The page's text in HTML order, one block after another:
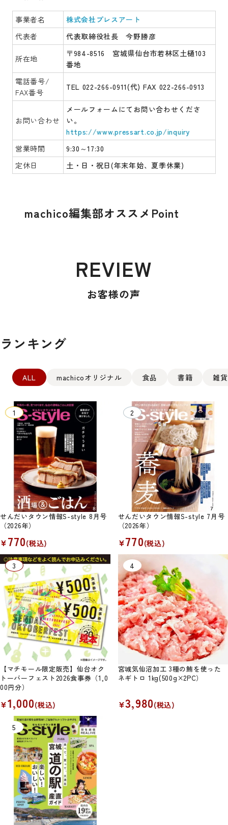
事業者名
株式会社プレスアート
代表者
代表取締役社長 今野勝彦
所在地
〒984-8516 宮城県仙台市若林区土樋103
番地
電話番号/
FAX番号
TEL 022-266-0911(代) FAX 022-266-0913
お問い合わせ
メールフォームにてお問い合わせくださ
い。
https://www.pressart.co.jp/inquiry
営業時間
9:30～17:30
定休日
土・日・祝日(年末年始、夏季休業)
machico編集部オススメPoint
REVIEW
お客様の声
ランキング
ALL machicoオリジナル 食品 書籍 雑
せんだいタウン情報S-style 8月号
（2026年）
¥770(税込)
せんだいタウン情報S-style 7月号
（2026年）
¥770(税込)
【マチモール限定販売】仙台オク
トーバーフェスト2026食事券（1,0
00円分）
¥1,000(税込)
宮城気仙沼加工 3種の鮪を使った
ネギトロ 1kg(500g×2PC）
¥3,980(税込)